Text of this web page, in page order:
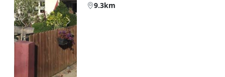
Zurück Weiter
9.3km